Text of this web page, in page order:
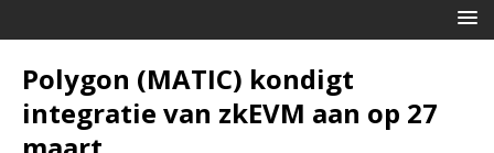
Polygon (MATIC) kondigt
integratie van zkEVM aan op 27